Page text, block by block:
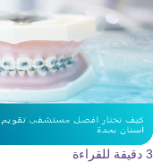
3 دقيقة للقراءة